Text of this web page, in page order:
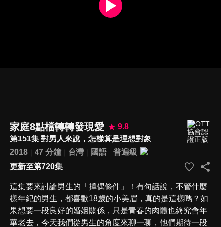
家庭8點檔轉轉發現愛
9.8
第151集 對男人來說，怎樣算是理想對象
2018
47 分鐘 台灣 國語
普遍級
更新至第720集
這集要來討論男生的「擇偶條件」！有句話說，不管什麼
樣年紀的男生，都喜歡18歲的小美眉，真的是這樣嗎？如
果想要一段良好的婚姻關係，只是青春的肉體也終究會年
華老去，今天我們從男生的角度來聊一聊，他們期待一段